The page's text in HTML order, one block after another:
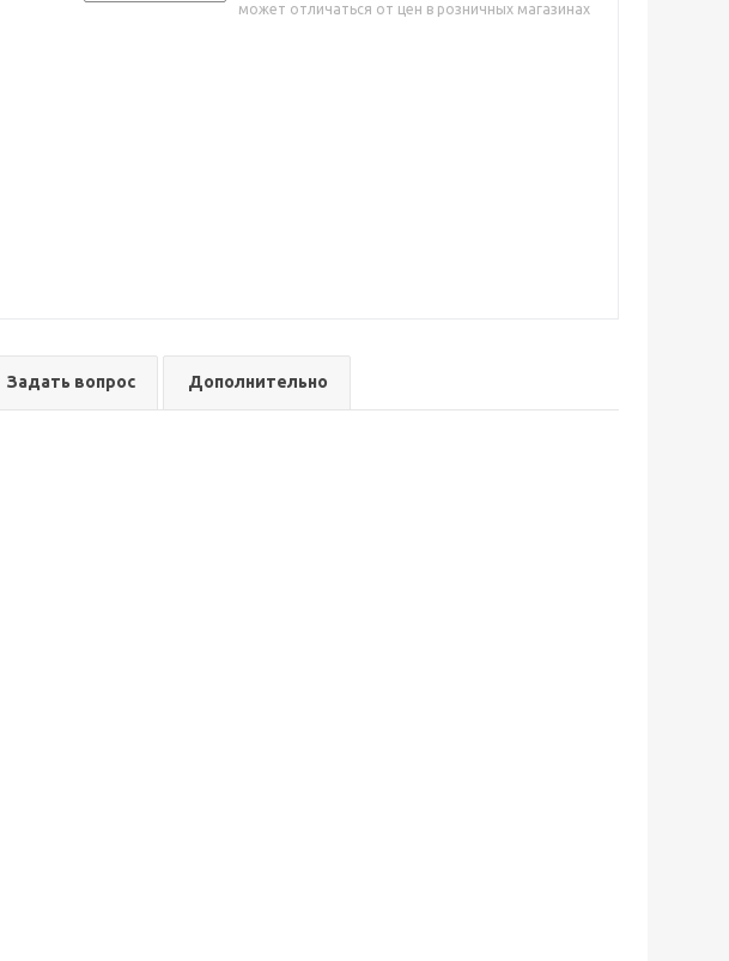
может отличаться от цен в розничных магазинах
Задать вопрос Дополнительно